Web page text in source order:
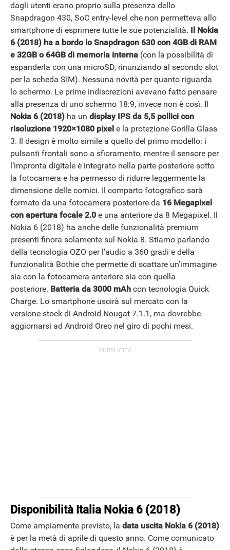
ANDROID
dagli utenti erano proprio sulla presenza dello
Snapdragon 430, SoC entry-level che non permetteva allo
smartphone di esprimere tutte le sue potenzialità. Il Nokia
6 (2018) ha a bordo lo Snapdragon 630 con 4GB di RAM
e 32GB o 64GB di memoria interna (con la possibilità di
espanderla con una microSD, rinunziando al secondo slot
per la scheda SIM). Nessuna novità per quanto riguarda
lo schermo. Le prime indiscrezioni avevano fatto pensare
alla presenza di uno schermo 18:9, invece non è così. Il
Nokia 6 (2018) ha un display IPS da 5,5 pollici con
risoluzione 1920×1080 pixel e la protezione Gorilla Glass
3. Il design è molto simile a quello del primo modello: i
pulsanti frontali sono a sfioramento, mentre il sensore per
l’impronta digitale è integrato nella parte posteriore sotto
la fotocamera e ha permesso di ridurre leggermente la
dimensione delle cornici. Il comparto fotografico sarà
formato da una fotocamera posteriore da 16 Megapixel
con apertura focale 2.0 e una anteriore da 8 Megapixel. Il
Nokia 6 (2018) ha anche delle funzionalità premium
presenti finora solamente sul Nokia 8. Stiamo parlando
della tecnologia OZO per l’audio a 360 gradi e della
funzionalità Bothie che permette di scattare un’immagine
sia con la fotocamera anteriore sia con quella
posteriore. Batteria da 3000 mAh con tecnologia Quick
Charge. Lo smartphone uscirà sul mercato con la
versione stock di Android Nougat 7.1.1, ma dovrebbe
aggiornarsi ad Android Oreo nel giro di pochi mesi.
Disponibilità Italia Nokia 6 (2018)
Come ampiamente previsto, la data uscita Nokia 6 (2018)
è per la metà di aprile di questo anno. Come comunicato